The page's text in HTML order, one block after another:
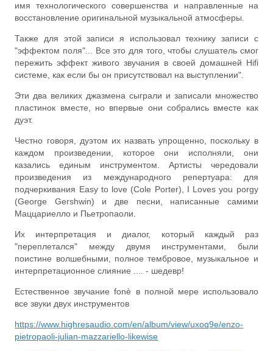
имя технологического совершенства и направленные на
восстановление оригинальной музыкальной атмосферы.
Также для этой записи я использовал технику записи с
"эффектом поля"... Все это для того, чтобы слушатель смог
пережить эффект живого звучания в своей домашней Hifi
системе, как если бы он присутствовал на выступлении".
Эти два великих джазмена сыграли и записали множество
пластинок вместе, но впервые они собрались вместе как
дуэт.
Честно говоря, дуэтом их назвать упрощенно, поскольку в
каждом произведении, которое они исполняли, они
казались единым инструментом. Артисты чередовали
произведения из международного репертуара: для
подчеркивания Easy to love (Cole Porter), I Loves you porgy
(George Gershwin) и две песни, написанные самими
Маццариелло и Пьетропаоли.
Их интерпретация и диалог, который каждый раз
"переплетался" между двумя инструментами, были
поистине волшебными, полное тембровое, музыкальное и
интерпретационное слияние .... - шедевр!
Естественное звучание fonè в полной мере использовало
все звуки двух инструментов
https://www.highresaudio.com/en/album/view/uxoq9e/enzo-
pietropaoli-julian-mazzariello-likewise